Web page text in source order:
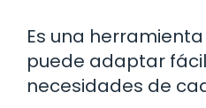
Es una
puede adaptar
necesidades de